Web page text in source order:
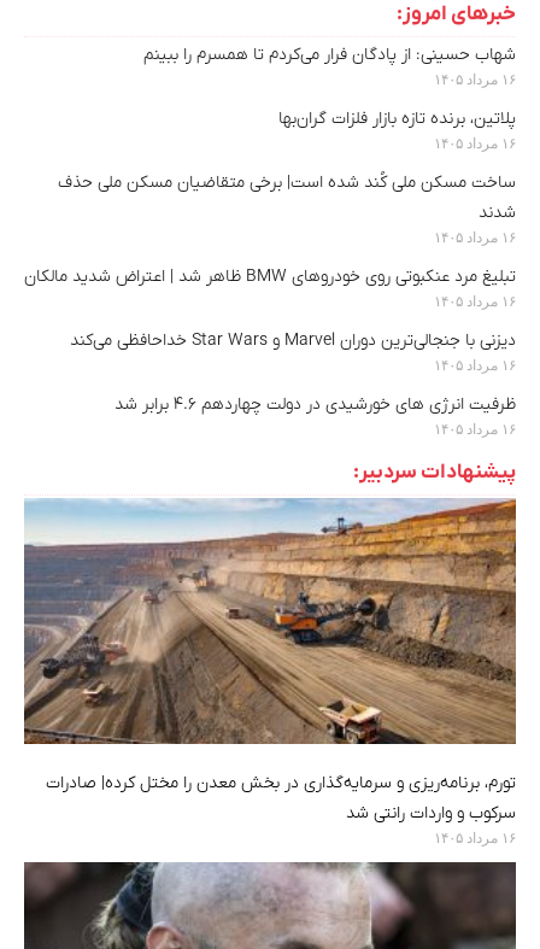
خبرهای امروز:
شهاب حسینی: از پادگان فرار می‌کردم تا همسرم را ببینم
۱۶ مرداد ۱۴۰۵
پلاتین، برنده تازه بازار فلزات گران‌بها
۱۶ مرداد ۱۴۰۵
ساخت مسکن ملی کُند شده است| برخی متقاضیان مسکن ملی حذف
شدند
۱۶ مرداد ۱۴۰۵
تبلیغ مرد عنکبوتی روی خودروهای BMW ظاهر شد | اعتراض شدید مالکان
۱۶ مرداد ۱۴۰۵
دیزنی با جنجالی‌ترین دوران Marvel و Star Wars خداحافظی می‌کند
۱۶ مرداد ۱۴۰۵
ظرفیت انرژی های خورشیدی در دولت چهاردهم ۴.۶ برابر شد
۱۶ مرداد ۱۴۰۵
پیشنهادات سردبیر:
تورم، برنامه‌ریزی و سرمایه‌گذاری در بخش معدن را مختل کرده| صادرات
سرکوب و واردات رانتی شد
۱۶ مرداد ۱۴۰۵